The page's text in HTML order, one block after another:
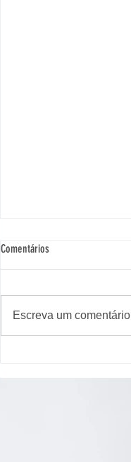
Comentários
Escreva um comentário